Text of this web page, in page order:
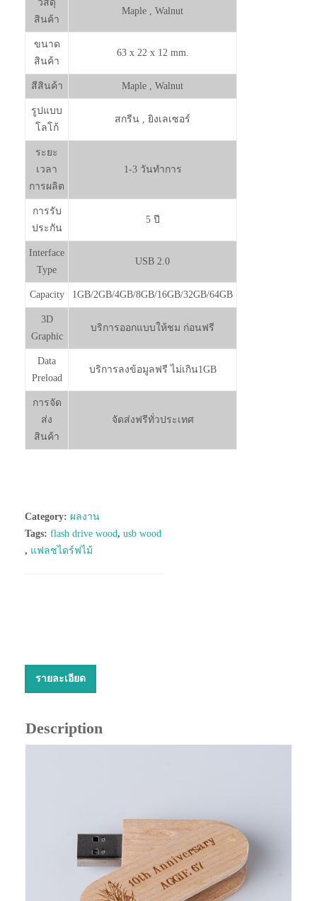
วัสดุ
สินค้า
Maple , Walnut
ขนาด
สินค้า
63 x 22 x 12 mm.
สีสินค้า Maple , Walnut
รูปแบบ
โลโก้
สกรีน , ยิงเลเซอร์
ระยะ
เวลา
การผลิต
1-3 วันทำการ
การรับ
ประกัน
5 ปี
Interface
Type
USB 2.0
Capacity 1GB/2GB/4GB/8GB/16GB/32GB/64GB
3D
Graphic
บริการออกแบบให้ชม ก่อนฟรี
Data
Preload
บริการลงข้อมูลฟรี ไม่เกิน1GB
การจัด
ส่ง
สินค้า
จัดส่งฟรีทั่วประเทศ
Category: ผลงาน
Tags: flash drive wood, usb wood
, แฟลชไดร์ฟไม้
รายละเอียด
Description